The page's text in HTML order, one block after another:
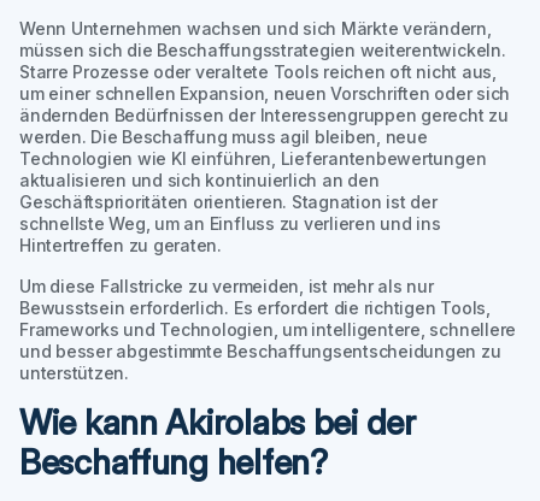
Wenn Unternehmen wachsen und sich Märkte verändern,
müssen sich die Beschaffungsstrategien weiterentwickeln.
Starre Prozesse oder veraltete Tools reichen oft nicht aus,
um einer schnellen Expansion, neuen Vorschriften oder sich
ändernden Bedürfnissen der Interessengruppen gerecht zu
werden. Die Beschaffung muss agil bleiben, neue
Technologien wie KI einführen, Lieferantenbewertungen
aktualisieren und sich kontinuierlich an den
Geschäftsprioritäten orientieren. Stagnation ist der
schnellste Weg, um an Einfluss zu verlieren und ins
Hintertreffen zu geraten.
Um diese Fallstricke zu vermeiden, ist mehr als nur
Bewusstsein erforderlich. Es erfordert die richtigen Tools,
Frameworks und Technologien, um intelligentere, schnellere
und besser abgestimmte Beschaffungsentscheidungen zu
unterstützen.
Wie kann Akirolabs bei der
Beschaffung helfen?